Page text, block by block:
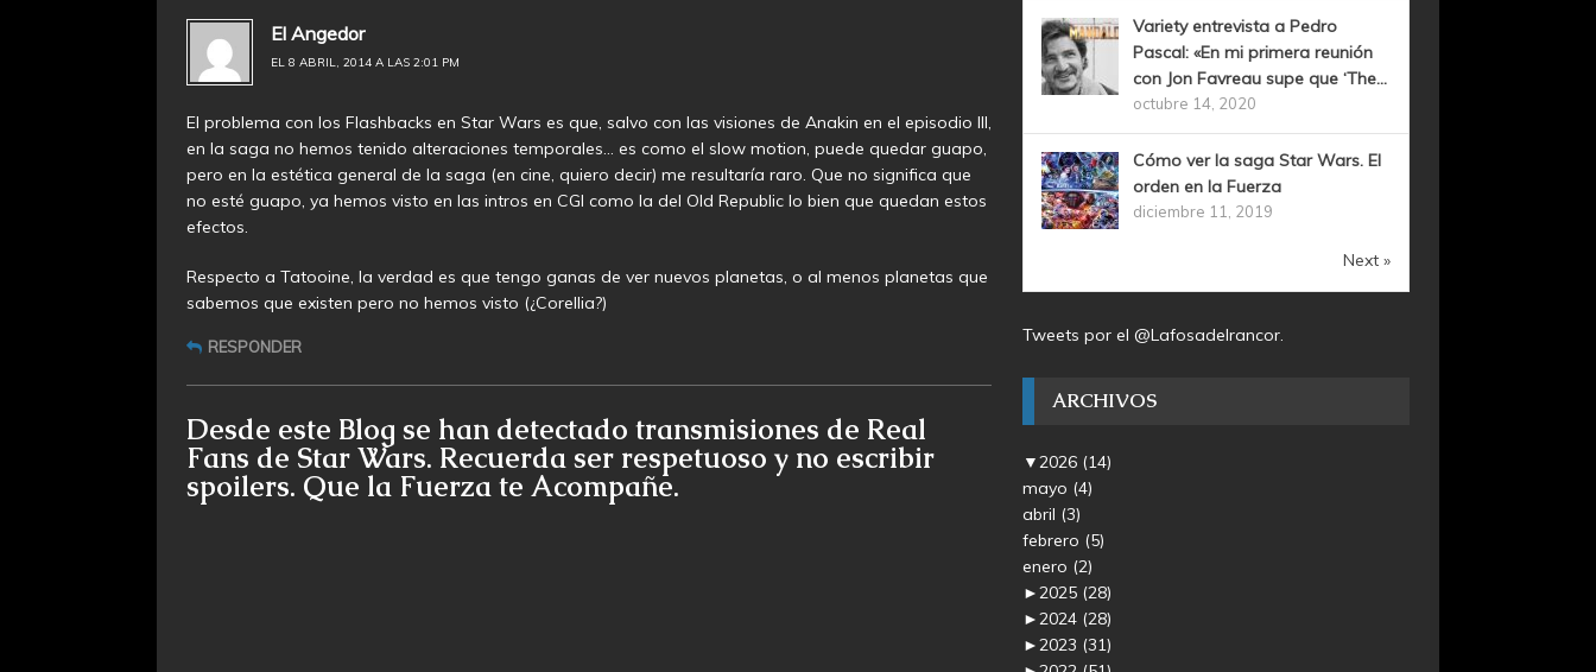
El Angedor
EL 8 ABRIL, 2014 A LAS 2:01 PM
El problema con los Flashbacks en Star Wars es que, salvo con las visiones de Anakin en el episodio III,
en la saga no hemos tenido alteraciones temporales… es como el slow motion, puede quedar guapo,
pero en la estética general de la saga (en cine, quiero decir) me resultaría raro. Que no significa que
no esté guapo, ya hemos visto en las intros en CGI como la del Old Republic lo bien que quedan estos
efectos.
Respecto a Tatooine, la verdad es que tengo ganas de ver nuevos planetas, o al menos planetas que
sabemos que existen pero no hemos visto (¿Corellia?)
RESPONDER
Desde este Blog se han detectado transmisiones de Real
Fans de Star Wars. Recuerda ser respetuoso y no escribir
spoilers. Que la Fuerza te Acompañe.
Variety entrevista a Pedro
Pascal: «En mi primera reunión
con Jon Favreau supe que ‘The...
octubre 14, 2020
Cómo ver la saga Star Wars. El
orden en la Fuerza
diciembre 11, 2019
Next »
Tweets por el @Lafosadelrancor.
ARCHIVOS
▼2026 (14)
mayo (4)
abril (3)
febrero (5)
enero (2)
►2025 (28)
►2024 (28)
►2023 (31)